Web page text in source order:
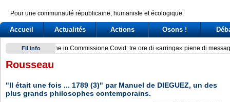
Pour une communauté républicaine, humaniste et écologique.
Accueil Actualités Actions Osons !
Fil info Delmastro, chat oscurate. Tre ricorsi alla Consulta per
Rousseau
"Il était une fois ... 1789 (3)" par Manuel de DIEGUEZ, un des
plus grands philosophes contemporains.